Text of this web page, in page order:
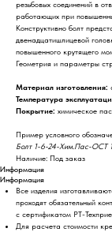
резьбовых соединений в
работающих при
Конструктивно болт
двенадцатишлицевой
повышенного крутящего
Геометрия и параметры
Материал изготовления:
Температура
Покрытие: химическое
Пример условного
Болт 1-6-24-Хим.Пас-ОСТ
Наличие: Под заказ
Информация
Информация
Все изделия
проходят обязательный
с сертификатом РТ-
Для расчета стоимости